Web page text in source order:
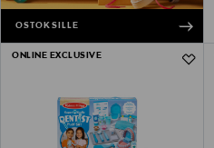
OSTOKSILLE
ONLINE EXCLUSIVE